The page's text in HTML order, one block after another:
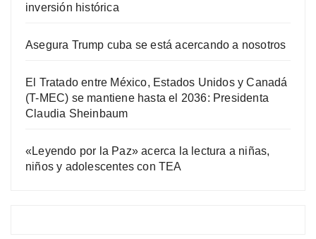
inversión histórica
Asegura Trump cuba se está acercando a nosotros
El Tratado entre México, Estados Unidos y Canadá
(T-MEC) se mantiene hasta el 2036: Presidenta
Claudia Sheinbaum
«Leyendo por la Paz» acerca la lectura a niñas,
niños y adolescentes con TEA